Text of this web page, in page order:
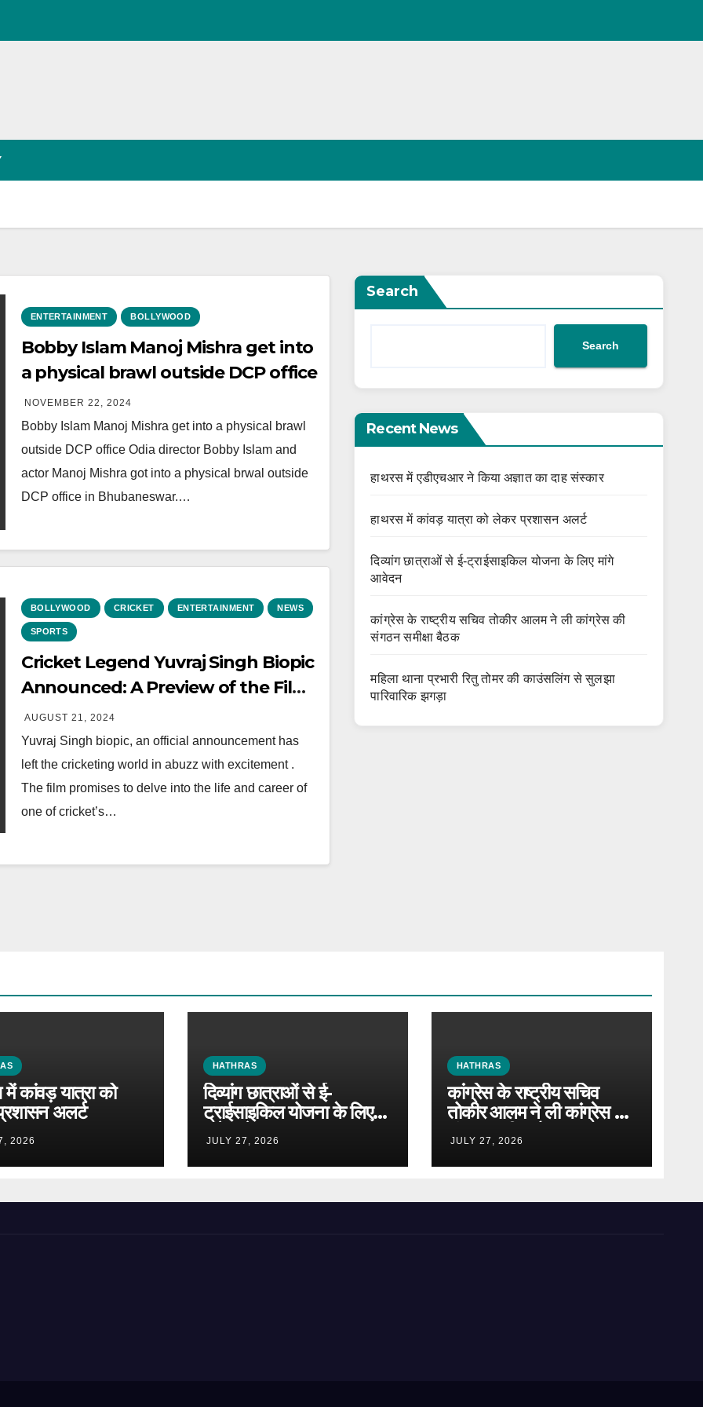
ENTERTAINMENT BOLLYWOOD
Bobby Islam Manoj Mishra get into
a physical brawl outside DCP office
NOVEMBER 22, 2024
Bobby Islam Manoj Mishra get into a physical brawl
outside DCP office Odia director Bobby Islam and
actor Manoj Mishra got into a physical brwal outside
DCP office in Bhubaneswar.…
BOLLYWOOD CRICKET ENTERTAINMENT NEWS
SPORTS
Cricket Legend Yuvraj Singh Biopic
Announced: A Preview of the Film
Celebrating His Legacy
AUGUST 21, 2024
Yuvraj Singh biopic, an official announcement has
left the cricketing world in abuzz with excitement .
The film promises to delve into the life and career of
one of cricket’s…
Search
Search
Recent News
हाथरस में एडीएचआर ने किया अज्ञात का दाह संस्कार
हाथरस में कांवड़ यात्रा को लेकर प्रशासन अलर्ट
दिव्यांग छात्राओं से ई-ट्राईसाइकिल योजना के लिए मांगे
आवेदन
कांग्रेस के राष्ट्रीय सचिव तोकीर आलम ने ली कांग्रेस की
संगठन समीक्षा बैठक
महिला थाना प्रभारी रितु तोमर की काउंसलिंग से सुलझा
पारिवारिक झगड़ा
कांवड़ यात्रा को
अलर्ट
2026
HATHRAS
दिव्यांग छात्राओं से ई-
ट्राईसाइकिल योजना के लिए
मांगे आवेदन
JULY 27, 2026
HATHRAS
कांग्रेस के राष्ट्रीय सचिव
तोकीर आलम ने ली कांग्रेस की
संगठन समीक्षा बैठक
JULY 27, 2026